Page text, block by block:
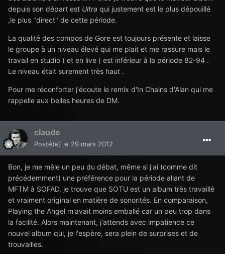
depuis son départ est Ultra qui justement est le plus dépouillé
,le plus "direct" de cette période.
La qualité des compos de Gore est toujours présente et laisse
le groupe à un niveau élevé qui me plait et me rassure mais le
travail en studio ( et en live ) est inférieur à la période 82-94 .
Le niveau était surement très haut .
Pour me réconforter j'écoute le remix d'In Chains d'Alan qui me
rappelle aux belles heures de DM.
claude
Posté(e) le 29 mars 2012
Bon, je me mêle un peu du débat, même si j'ai (comme dit
précédemment) une préférence pour la période allant de
MFTM à SOFAD, je trouve que SOTU est un album très travaillé
et vraiment original en matière de sonorités. En comparaison,
Playing the Angel m'avait moins emballé car un peu trop dans
la facilité. Alors maintenant, j'attends avec impatience ce
nouvel album qui, je l'espère, sera plein de surprises et de
trouvailles.